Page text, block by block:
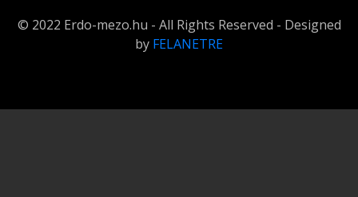
© 2022 Erdo-mezo.hu - All Rights Reserved - Designed
by FELANETRE